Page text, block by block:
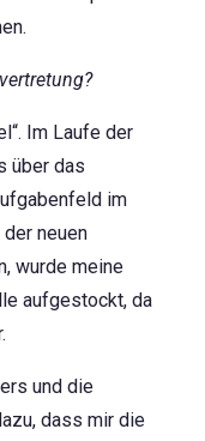
Im Laufe der
über das
im
neuen
wurde meine
aufgestockt, da
und die
dass mir die